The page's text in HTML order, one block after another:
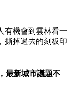
有機會到雲林看一
撕掉過去的刻板印
，最新城市議題不